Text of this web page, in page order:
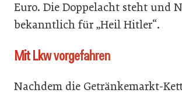
Euro. Die Doppelacht steht und
bekanntlich für „Heil Hitler“.
Mit Lkw vorgefahren
Nachdem die Getränkemarkt-